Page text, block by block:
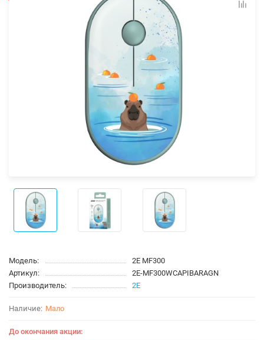
Модель:
2E MF300
Артикул:
2E-MF300WCAPIBARAGN
Производитель:
2E
Мало
До окончания акции: